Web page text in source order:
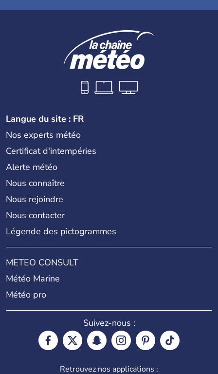
Langue du site : FR
Nos experts météo
Certificat d'intempéries
Alerte météo
Nous connaître
Nous rejoindre
Nous contacter
Légende des pictogrammes
METEO CONSULT
Météo Marine
Météo pro
Suivez-nous :
Retrouvez nos applications :